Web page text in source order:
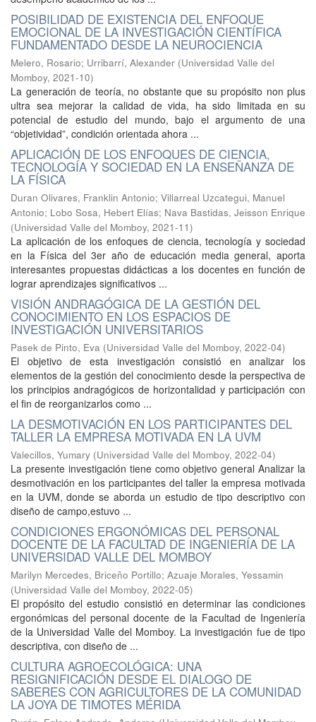
POSIBILIDAD DE EXISTENCIA DEL ENFOQUE
EMOCIONAL DE LA INVESTIGACIÓN CIENTÍFICA
FUNDAMENTADO DESDE LA NEUROCIENCIA
Melero, Rosario; Urribarrí, Alexander (Universidad Valle del
Momboy, 2021-10)
La generación de teoría, no obstante que su propósito non plus
ultra sea mejorar la calidad de vida, ha sido limitada en su
potencial de estudio del mundo, bajo el argumento de una
“objetividad”, condición orientada ahora ...
APLICACIÓN DE LOS ENFOQUES DE CIENCIA,
TECNOLOGÍA Y SOCIEDAD EN LA ENSEÑANZA DE
LA FÍSICA
Duran Olivares, Franklin Antonio; Villarreal Uzcategui, Manuel
Antonio; Lobo Sosa, Hebert Elías; Nava Bastidas, Jeisson Enrique
(Universidad Valle del Momboy, 2021-11)
La aplicación de los enfoques de ciencia, tecnología y sociedad
en la Física del 3er año de educación media general, aporta
interesantes propuestas didácticas a los docentes en función de
lograr aprendizajes significativos ...
VISIÓN ANDRAGÓGICA DE LA GESTIÓN DEL
CONOCIMIENTO EN LOS ESPACIOS DE
INVESTIGACIÓN UNIVERSITARIOS
Pasek de Pinto, Eva (Universidad Valle del Momboy, 2022-04)
El objetivo de esta investigación consistió en analizar los
elementos de la gestión del conocimiento desde la perspectiva de
los principios andragógicos de horizontalidad y participación con
el fin de reorganizarlos como ...
LA DESMOTIVACIÓN EN LOS PARTICIPANTES DEL
TALLER LA EMPRESA MOTIVADA EN LA UVM
Valecillos, Yumary (Universidad Valle del Momboy, 2022-04)
La presente investigación tiene como objetivo general Analizar la
desmotivación en los participantes del taller la empresa motivada
en la UVM, donde se aborda un estudio de tipo descriptivo con
diseño de campo,estuvo ...
CONDICIONES ERGONÓMICAS DEL PERSONAL
DOCENTE DE LA FACULTAD DE INGENIERÍA DE LA
UNIVERSIDAD VALLE DEL MOMBOY
Marilyn Mercedes, Briceño Portillo; Azuaje Morales, Yessamin
(Universidad Valle del Momboy, 2022-05)
El propósito del estudio consistió en determinar las condiciones
ergonómicas del personal docente de la Facultad de Ingeniería
de la Universidad Valle del Momboy. La investigación fue de tipo
descriptiva, con diseño de ...
CULTURA AGROECOLÓGICA: UNA
RESIGNIFICACIÓN DESDE EL DIALOGO DE
SABERES CON AGRICULTORES DE LA COMUNIDAD
LA JOYA DE TIMOTES MÉRIDA